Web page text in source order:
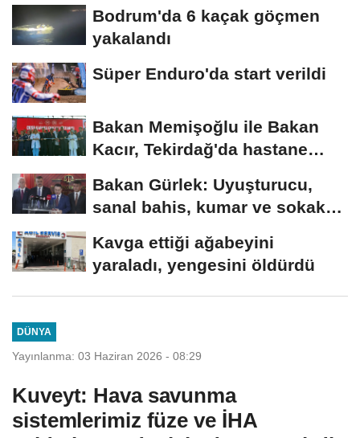
Bodrum'da 6 kaçak göçmen
yakalandı
Süper Enduro'da start verildi
Bakan Memişoğlu ile Bakan
Kacır, Tekirdağ'da hastane
Bakan Gürlek: Uyuşturucu,
sanal bahis, kumar ve sokak
Kavga ettiği ağabeyini
yaraladı, yengesini öldürdü
DÜNYA
Yayınlanma: 03 Haziran 2026 - 08:29
Kuveyt: Hava savunma
sistemlerimiz füze ve İHA